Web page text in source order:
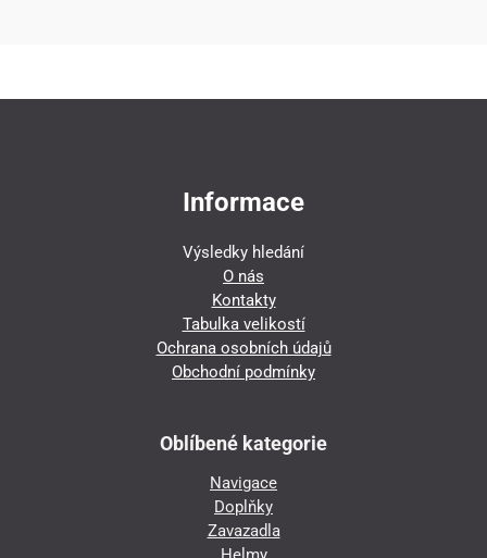
Informace
Výsledky hledání
O nás
Kontakty
Tabulka velikostí
Ochrana osobních údajů
Obchodní podmínky
Oblíbené kategorie
Navigace
Doplňky
Zavazadla